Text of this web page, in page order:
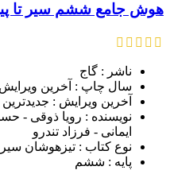
هوش جامع ششم سیر تا
ناشر : گاج
سال چاپ : آخرین ویرایش
آخرین ویرایش :
نویسنده : رویا ذوقی -
ایمانی - فرزاد تندرو
نوع کتاب : تیزهوشان سیر
پایه : ششم